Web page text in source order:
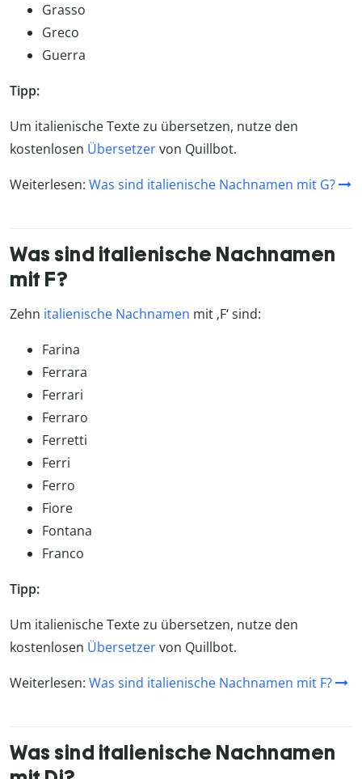
Grasso
Greco
Guerra
Tipp:
Um italienische Texte zu übersetzen, nutze den
kostenlosen Übersetzervon Quillbot.
Weiterlesen: Was sind italienische Nachnamen mit G?
Was sind italienische Nachnamen
mit F?
Zehn italienische Nachnamen mit ‚F‘ sind:
Farina
Ferrara
Ferrari
Ferraro
Ferretti
Ferri
Ferro
Fiore
Fontana
Franco
Tipp:
Um italienische Texte zu übersetzen, nutze den
kostenlosen Übersetzervon Quillbot.
Weiterlesen: Was sind italienische Nachnamen mit F?
Was sind italienische Nachnamen